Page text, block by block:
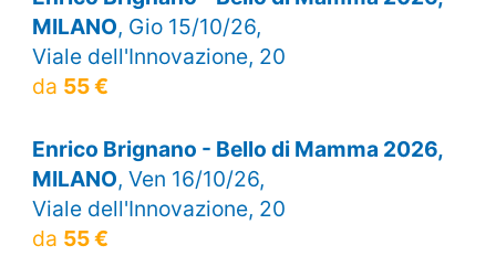
MILANO, Gio 15/10/26,
Viale dell'Innovazione, 20
da 55 €
Enrico Brignano - Bello di Mamma 2026,
MILANO, Ven 16/10/26,
Viale dell'Innovazione, 20
da 55 €